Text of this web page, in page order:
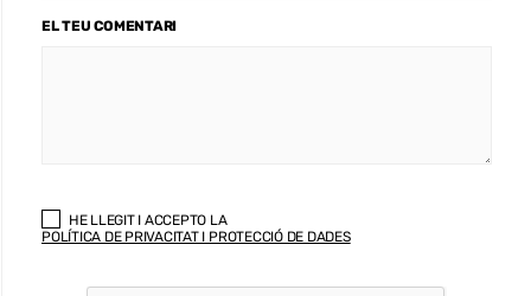
EL TEU COMENTARI
HE LLEGIT I ACCEPTO LA
POLÍTICA DE PRIVACITAT I PROTECCIÓ DE DADES